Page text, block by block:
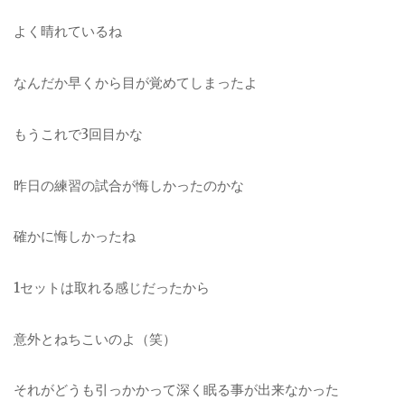
よく晴れているね
なんだか早くから目が覚めてしまったよ
もうこれで3回目かな
昨日の練習の試合が悔しかったのかな
確かに悔しかったね
1セットは取れる感じだったから
意外とねちこいのよ（笑）
それがどうも引っかかって深く眠る事が出来なかった